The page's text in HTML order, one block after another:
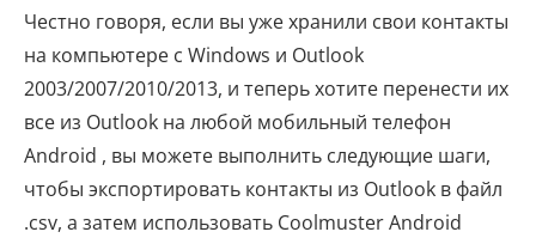
Честно говоря, если вы уже хранили свои контакты
на компьютере с Windows и Outlook
2003/2007/2010/2013, и теперь хотите перенести их
все из Outlook на любой мобильный телефон
Android , вы можете выполнить следующие шаги,
чтобы экспортировать контакты из Outlook в файл
.csv, а затем использовать Coolmuster Android